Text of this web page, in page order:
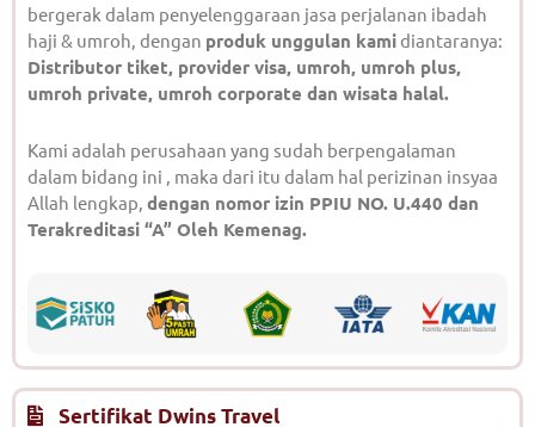
bergerak dalam penyelenggaraan jasa perjalanan ibadah
haji & umroh, dengan produk unggulan kamidiantaranya:
Distributor tiket, provider visa, umroh, umroh plus,
umroh private, umroh corporate dan wisata halal.
Kami adalah perusahaan yang sudah berpengalaman
dalam bidang ini , maka dari itu dalam hal perizinan insyaa
Allah lengkap, dengan nomor izin PPIU NO. U.440 dan
Terakreditasi “A” Oleh Kemenag.
Sertifikat Dwins Travel